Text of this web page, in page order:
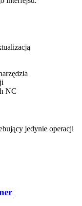
NC
jedynie operacji